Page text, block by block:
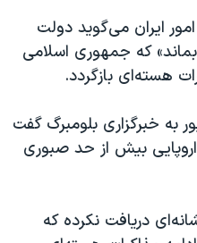
ایران
ایران می‌گوید دولت
بماند» که جمهوری اسلامی
هسته‌ای بازگردد.
روز جمعه ۱۲ شهریور به خبرگزاری بلومبرگ گفت
بیش از حد صبوری
دریافت نکرده که